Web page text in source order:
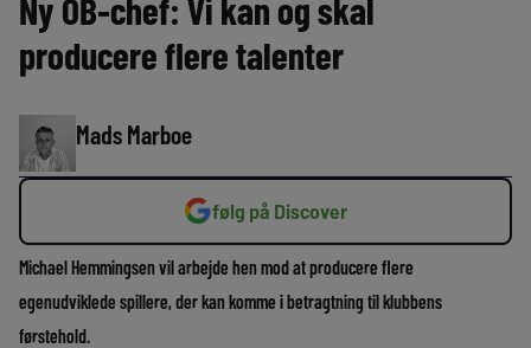
Ny OB-chef: Vi kan og skal
producere flere talenter
Mads Marboe
følg på Discover
Michael Hemmingsen vil arbejde hen mod at producere flere
egenudviklede spillere, der kan komme i betragtning til klubbens
førstehold.